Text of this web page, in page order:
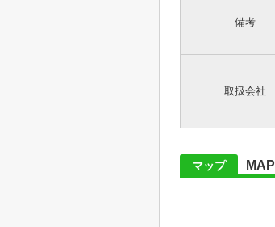
備考
取扱会社
マップ MAP